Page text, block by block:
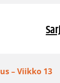
– Viikko 13